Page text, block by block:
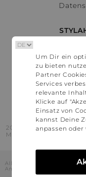
2016 - 2026 ©
Made for you with love
Alle Preise inkl. der jeweils
Angaben ohne Gewähr.
Um Dir ein
zu bieten
Partner
Services
relevante
Klicke auf
Einsatz von
kannst Deine
anpassen